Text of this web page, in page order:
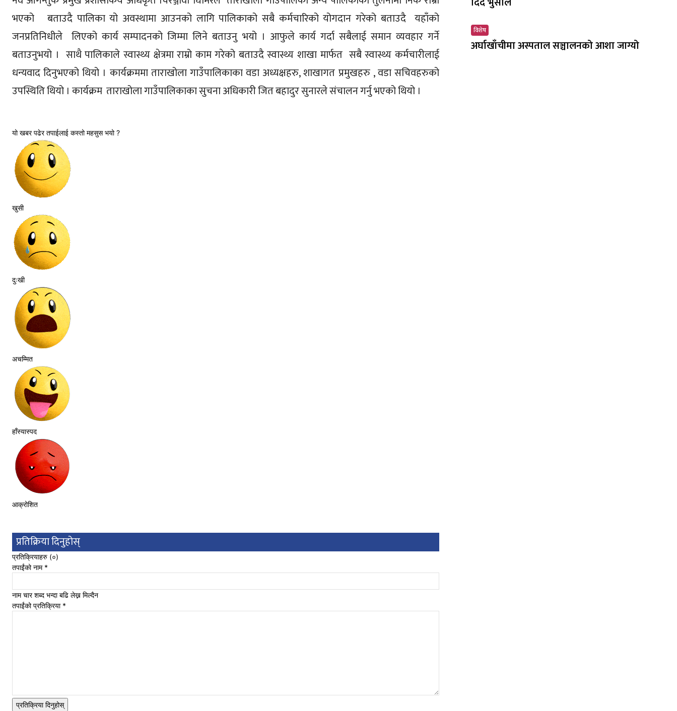
भएको बताउदै पालिका यो अवस्थामा आउनको लागि पालिकाको सबै कर्मचारिको योगदान गरेको बताउदै यहाँको
जनप्रतिनिधीले लिएको कार्य सम्पादनको जिम्मा लिने बताउनु भयो । आफुले कार्य गर्दा सबैलाई समान व्यवहार गर्ने
बताउनुभयो । साथै पालिकाले स्वास्थ्य क्षेत्रमा राम्रो काम गरेको बताउदै स्वास्थ्य शाखा मार्फत सबै स्वास्थ्य कर्मचारीलाई
धन्यवाद दिनुभएको थियो । कार्यक्रममा ताराखोला गाउँपालिकाका वडा अध्यक्षहरु, शाखागत प्रमुखहरु , वडा सचिवहरुको
उपस्थिति थियो । कार्यक्रम ताराखोला गाउँपालिकाका सुचना अधिकारी जित बहादुर सुनारले संचालन गर्नु भएको थियो ।
यो खबर पढेर तपाईलाई कस्तो महसुस भयो ?
खुसी
दुःखी
अचम्मित
हाँस्यास्पद
आक्रोशित
प्रतिक्रिया दिनुहोस्
प्रतिक्रियाहरु (०)
तपाईंको नाम *
नाम चार शब्द भन्दा बढि लेख्न मिल्दैन
तपाईंको प्रतिक्रिया *
प्रतिक्रिया दिनुहोस्
विशेष
अर्घाखाँचीमा अस्पताल सञ्चालनको आशा जाग्यो